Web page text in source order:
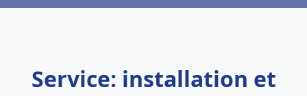
Service: installation et